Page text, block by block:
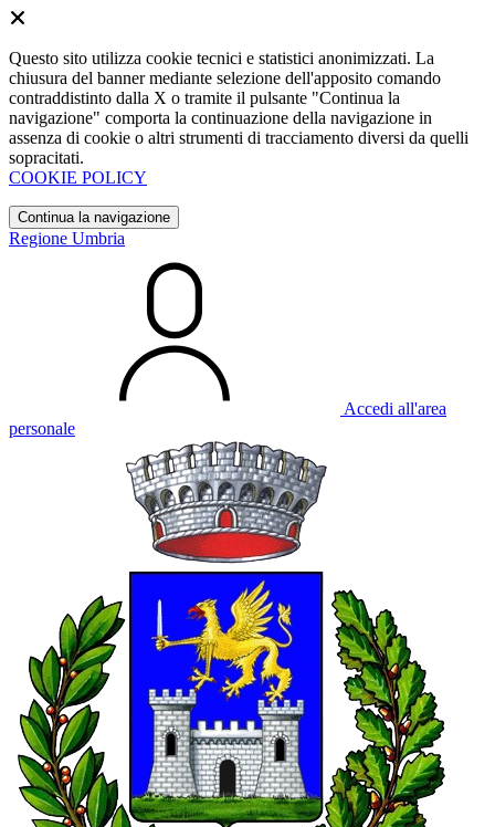
Questo sito utilizza cookie tecnici e statistici anonimizzati. La
chiusura del banner mediante selezione dell'apposito comando
contraddistinto dalla X o tramite il pulsante "Continua la
navigazione" comporta la continuazione della navigazione in
assenza di cookie o altri strumenti di tracciamento diversi da quelli
sopracitati.
COOKIE POLICY
Continua la navigazione
Regione Umbria
Accedi all'area
personale